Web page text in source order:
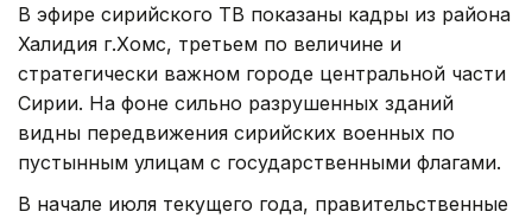
В эфире сирийского ТВ показаны кадры из района
Халидия г.Хомс, третьем по величине и
стратегически важном городе центральной части
Сирии. На фоне сильно разрушенных зданий
видны передвижения сирийских военных по
пустынным улицам с государственными флагами.
В начале июля текущего года, правительственные